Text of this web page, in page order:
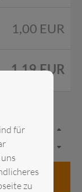
1,00 EUR
1,19 EUR
für
zu